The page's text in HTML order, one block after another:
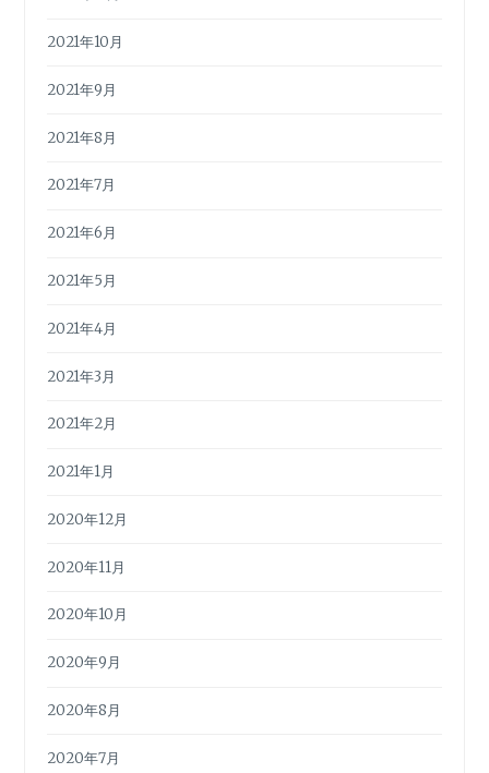
2021年10月
2021年9月
2021年8月
2021年7月
2021年6月
2021年5月
2021年4月
2021年3月
2021年2月
2021年1月
2020年12月
2020年11月
2020年10月
2020年9月
2020年8月
2020年7月